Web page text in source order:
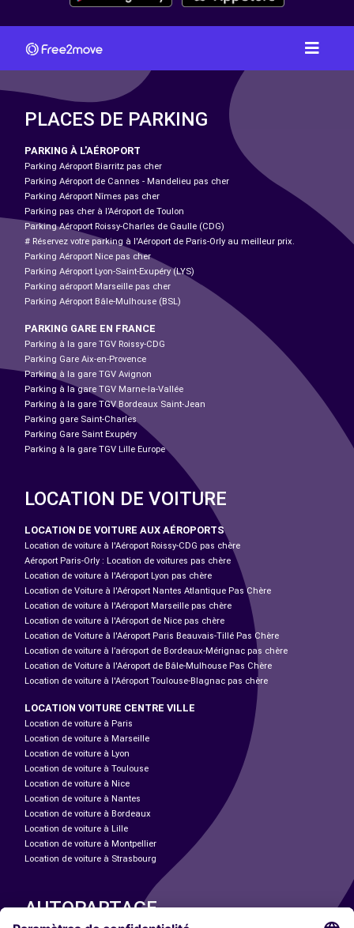
PLACES DE PARKING
PARKING À L'AÉROPORT
Parking Aéroport Biarritz pas cher
Parking Aéroport de Cannes - Mandelieu pas cher
Parking Aéroport Nîmes pas cher
Parking pas cher à l’Aéroport de Toulon
Parking Aéroport Roissy-Charles de Gaulle (CDG)
# Réservez votre parking à l'Aéroport de Paris-Orly au meilleur prix.
Parking Aéroport Nice pas cher
Parking Aéroport Lyon-Saint-Exupéry (LYS)
Parking aéroport Marseille pas cher
Parking Aéroport Bâle-Mulhouse (BSL)
PARKING GARE EN FRANCE
Parking à la gare TGV Roissy-CDG
Parking Gare Aix-en-Provence
Parking à la gare TGV Avignon
Parking à la gare TGV Marne-la-Vallée
Parking à la gare TGV Bordeaux Saint-Jean
Parking gare Saint-Charles
Parking Gare Saint Exupéry
Parking à la gare TGV Lille Europe
LOCATION DE VOITURE
LOCATION DE VOITURE AUX AÉROPORTS
Location de voiture à l'Aéroport Roissy-CDG pas chère
Aéroport Paris-Orly : Location de voitures pas chère
Location de voiture à l'Aéroport Lyon pas chère
Location de Voiture à l'Aéroport Nantes Atlantique Pas Chère
Location de voiture à l'Aéroport Marseille pas chère
Location de voiture à l'Aéroport de Nice pas chère
Location de Voiture à l'Aéroport Paris Beauvais-Tillé Pas Chère
Location de voiture à l’aéroport de Bordeaux-Mérignac pas chère
Location de Voiture à l'Aéroport de Bâle-Mulhouse Pas Chère
Location de voiture à l'Aéroport Toulouse-Blagnac pas chère
LOCATION VOITURE CENTRE VILLE
Location de voiture à Paris
Location de voiture à Marseille
Location de voiture à Lyon
Location de voiture à Toulouse
Location de voiture à Nice
Location de voiture à Nantes
Location de voiture à Bordeaux
Location de voiture à Lille
Location de voiture à Montpellier
Location de voiture à Strasbourg
AUTOPARTAGE